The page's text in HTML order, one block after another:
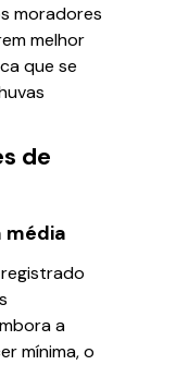
moradores
melhor
que se
de
a
mínima, o